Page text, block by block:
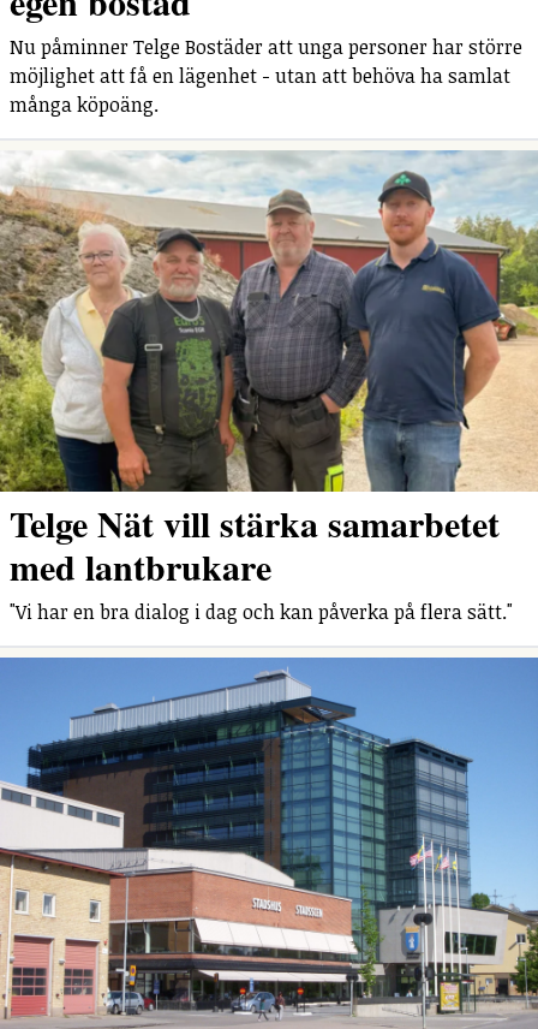
Nu påminner Telge Bostäder att unga personer har större
möjlighet att få en lägenhet - utan att behöva ha samlat
många köpoäng.
Telge Nät vill stärka samarbetet
med lantbrukare
"Vi har en bra dialog i dag och kan påverka på flera sätt."